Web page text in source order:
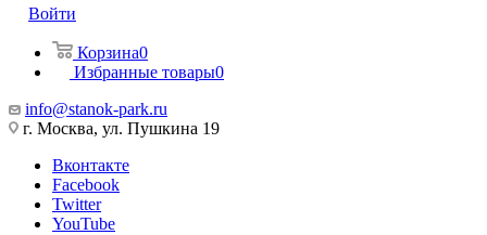
Войти
Корзина0
Избранные товары0
info@stanok-park.ru
г. Москва, ул. Пушкина 19
Вконтакте
Facebook
Twitter
YouTube